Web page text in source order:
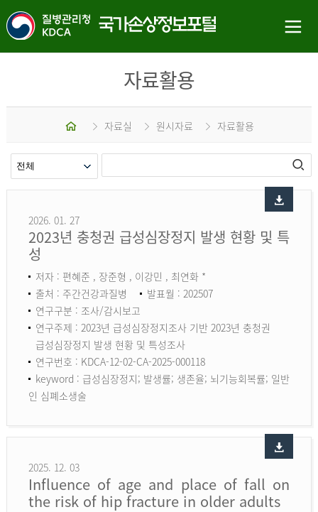
자료활용
홈 자료실 원시자료 자료활용
2026. 01. 27
2023년 충청권 급성심장정지 발생 현황 및 특
성
저자 : 편혜준 , 장준형 , 이강민 , 최연화 *
출처 : 주간건강과질병
발표월 : 202507
연구구분 : 조사/감시보고
연구주제 : 2023년 급성심장정지조사 기반 2023년 충청권
급성심장정지 발생 현황 및 특성조사
연구번호 : KDCA-12-02-CA-2025-000118
keyword : 급성심장정지; 발생률; 생존율; 뇌기능회복률; 일반
인 심폐소생술
2025. 12. 03
Influence of age and place of fall on
the risk of hip fracture in older adults